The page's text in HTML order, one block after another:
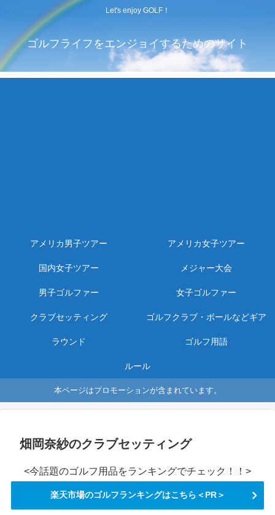
Let's enjoy GOLF！
ゴルフライフをエンジョイするためのサイト
アメリカ男子ツアー アメリカ女子ツアー
国内女子ツアー メジャー大会
男子ゴルファー 女子ゴルファー
クラブセッティング ゴルフクラブ・ボールなどギア
ラウンド ゴルフ用語
ルール
本ページはプロモーションが含まれています。
畑岡奈紗のクラブセッティング
<今話題のゴルフ用品をランキングでチェック！！>
楽天市場のゴルフランキングはこちら＜PR＞